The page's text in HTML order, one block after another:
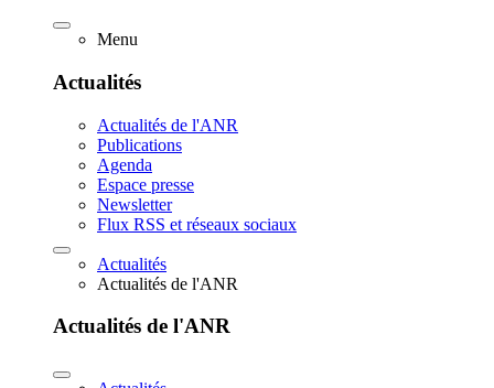
Menu
Actualités
Actualités de l'ANR
Publications
Agenda
Espace presse
Newsletter
Flux RSS et réseaux sociaux
Actualités
Actualités de l'ANR
Actualités de l'ANR